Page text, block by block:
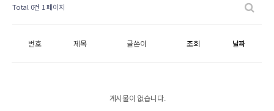
Total 0건 1 페이지
번호 제목 글쓴이 조회 날짜
게시물이 없습니다.